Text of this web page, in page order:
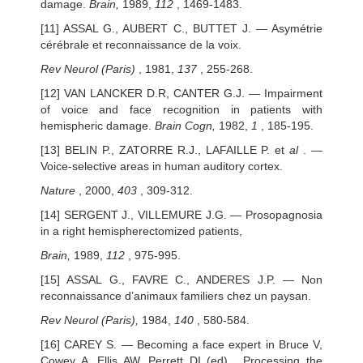
damage. Brain, 1989, 112 , 1469-1483.
[11] ASSAL G., AUBERT C., BUTTET J. — Asymétrie
cérébrale et reconnaissance de la voix.
Rev Neurol(Paris) , 1981, 137, 255-268.
[12] VAN LANCKER D.R, CANTER G.J. — Impairment
of voice and face recognition in patients with
hemispheric damage. Brain Cogn, 1982, 1
, 185-195.
[13] BELIN P., ZATORRE R.J., LAFAILLE P. etal. —
Voice-selective areas in human auditory cortex.
Nature , 2000, 403 , 309-312.
[14] SERGENT J., VILLEMURE J.G. — Prosopagnosia
in a right hemispherectomized patients,
Brain,
1989, 112 , 975-995.
[15] ASSAL G., FAVRE C., ANDERES J.P. — Non
reconnaissance d’animaux familiers chez un paysan.
Rev Neurol (Paris), 1984, 140 , 580-584.
[16] CAREY S. — Becoming a face expert in Bruce V,
Cowey A, Ellis AW, Perrett DI (ed) , Processing the